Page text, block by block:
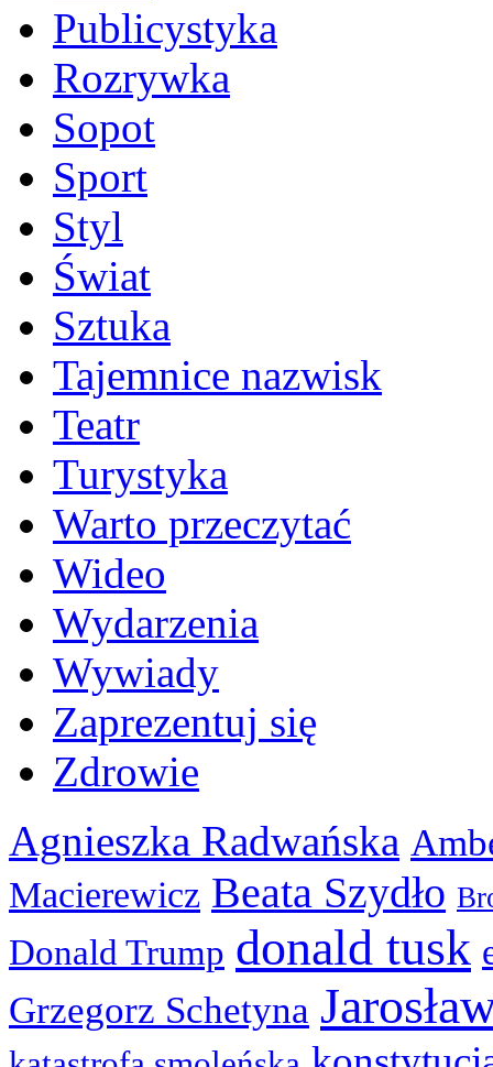
Publicystyka
Rozrywka
Sopot
Sport
Styl
Świat
Sztuka
Tajemnice nazwisk
Teatr
Turystyka
Warto przeczytać
Wideo
Wydarzenia
Wywiady
Zaprezentuj się
Zdrowie
Agnieszka Radwańska
Macierewicz Beata Szydło
Donald Trump donald tusk
Grzegorz Schetyna